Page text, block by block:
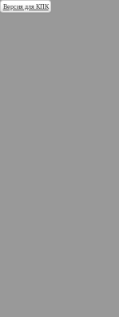
Версия для КПК